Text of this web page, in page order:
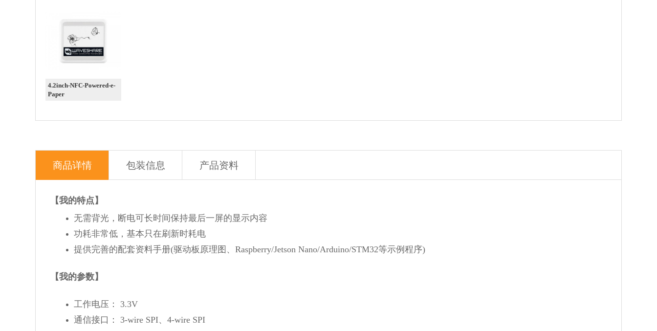
4.2inch-NFC-Powered-e-
Paper
商品详情 包装信息 产品资料
【我的特点】
无需背光，断电可长时间保持最后一屏的显示内容
功耗非常低，基本只在刷新时耗电
提供完善的配套资料手册(驱动板原理图、Raspberry/Jetson Nano/Arduino/STM32等示例程序)
【我的参数】
工作电压： 3.3V
通信接口： 3-wire SPI、4-wire SPI